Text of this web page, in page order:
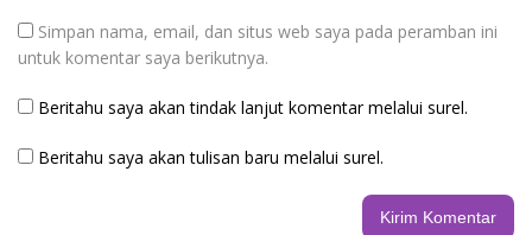
Simpan nama, email, dan situs web saya pada peramban ini
untuk komentar saya berikutnya.
Beritahu saya akan tindak lanjut komentar melalui surel.
Beritahu saya akan tulisan baru melalui surel.